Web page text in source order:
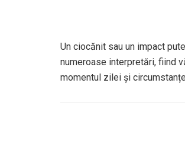
Un ciocănit sau un impact
numeroase interpretări, fiind
momentul zilei și